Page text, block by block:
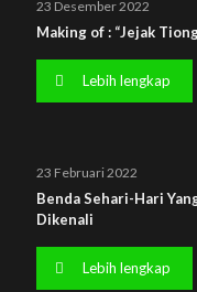
23 Desember 2022
Making of : “Jejak
Lebih lengkap
23 Februari 2022
Benda Sehari-Hari
Dikenali
Lebih lengkap